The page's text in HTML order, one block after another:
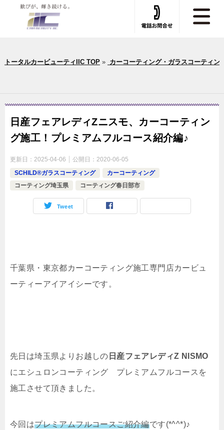
トータルカービューティIIC TOP» カーコーティング・ガラスコーティン
日産フェアレディZニスモ、カーコーティン
グ施工！プレミアムフルコース紹介編♪
更新日： 2025-04-06 公開日： 2020-06-05
SCHILD®ガラスコーティング
カーコーティング
コーティング埼玉県
コーティング春日部市
Tweet
千葉県・東京都カーコーティング施工専門店カービュ
ーティーアイアイシーです。
先日は埼玉県よりお越しの 日産フェアレディZ NISMO
にエシュロンコーティング プレミアムフルコースを
施工させて頂きました。
今回はプレミアムフルコースご紹介編です(*^^*)♪